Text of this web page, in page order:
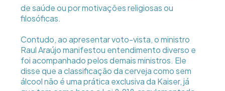
de saúde ou por motivações religiosas ou
filosóficas.
Contudo, ao apresentar voto-vista, o ministro
Raul Araújo manifestou entendimento diverso e
foi acompanhado pelos demais ministros. Ele
disse que a classificação da cerveja como sem
álcool não é uma prática exclusiva da Kaiser, já